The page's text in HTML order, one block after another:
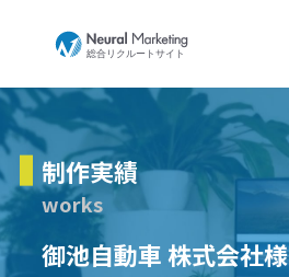
制作実績
works
御池自動車 株式会社様